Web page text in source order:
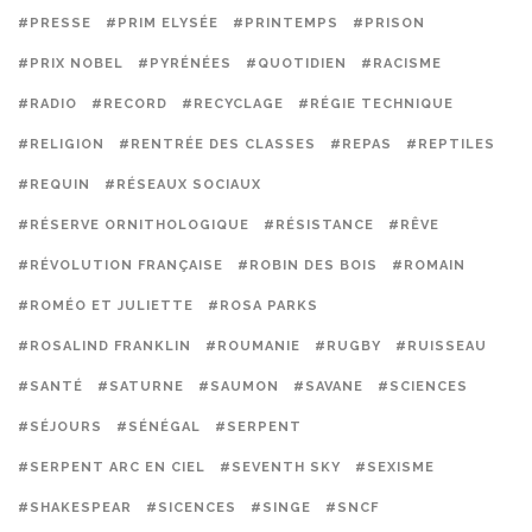
#PRESSE #PRIM ELYSÉE #PRINTEMPS #PRISON
#PRIX NOBEL #PYRÉNÉES #QUOTIDIEN #RACISME
#RADIO #RECORD #RECYCLAGE #RÉGIE TECHNIQUE
#RELIGION #RENTRÉE DES CLASSES #REPAS #REPTILES
#REQUIN #RÉSEAUX SOCIAUX
#RÉSERVE ORNITHOLOGIQUE #RÉSISTANCE #RÊVE
#RÉVOLUTION FRANÇAISE #ROBIN DES BOIS #ROMAIN
#ROMÉO ET JULIETTE #ROSA PARKS
#ROSALIND FRANKLIN #ROUMANIE #RUGBY #RUISSEAU
#SANTÉ #SATURNE #SAUMON #SAVANE #SCIENCES
#SÉJOURS #SÉNÉGAL #SERPENT
#SERPENT ARC EN CIEL #SEVENTH SKY #SEXISME
#SHAKESPEAR #SICENCES #SINGE #SNCF